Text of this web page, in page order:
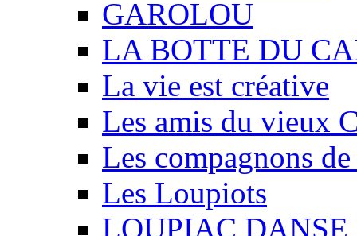
GAROLOU
LA BOTTE DU
La vie est créative
Les amis du vieux
Les compagnons
Les Loupiots
LOUPIAC DANSE